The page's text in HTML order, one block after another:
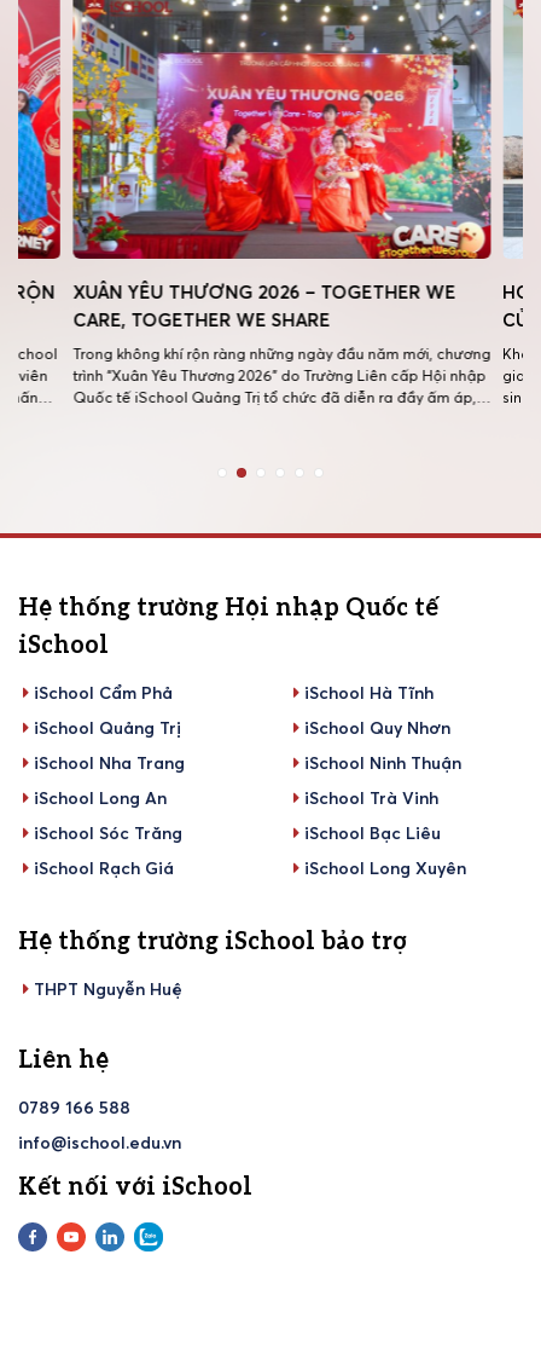
XUÂN YÊU THƯƠNG 2026 – TOGETHER WE
CARE, TOGETHER WE SHARE
Trong không khí rộn ràng những ngày đầu năm mới, chương
trình “Xuân Yêu Thương 2026” do Trường Liên cấp Hội nhập
Quốc tế iSchool Quảng Trị tổ chức đã diễn ra đầy ấm áp,
HOẠT
CỦA
Khám phá
giao lưu tại
sinh những
Hệ thống trường Hội nhập Quốc tế
iSchool
iSchool Cẩm Phả
iSchool Hà Tĩnh
iSchool Quảng Trị
iSchool Quy Nhơn
iSchool Nha Trang
iSchool Ninh Thuận
iSchool Long An
iSchool Trà Vinh
iSchool Sóc Trăng
iSchool Bạc Liêu
iSchool Rạch Giá
iSchool Long Xuyên
Hệ thống trường iSchool bảo trợ
THPT Nguyễn Huệ
Liên hệ
0789 166 588
info@ischool.edu.vn
Kết nối với iSchool